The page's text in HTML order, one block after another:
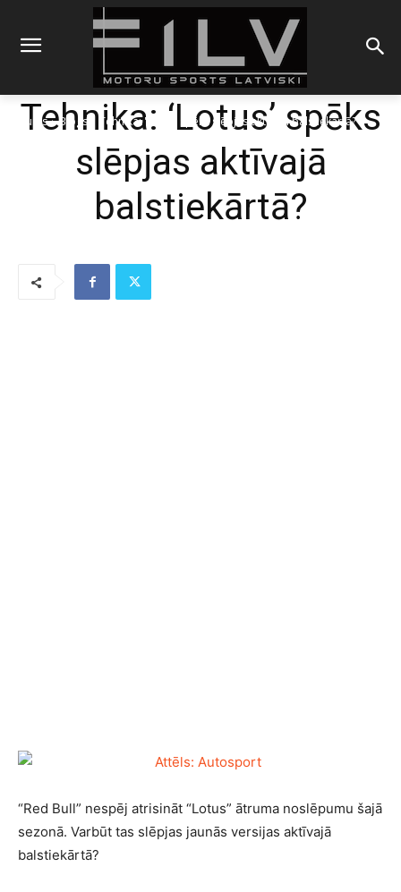
Sākums Blogs Tehnika: 'Lotus' spēks slēpjas aktīvajā balstiekārtā?
Tehnika: ‘Lotus’ spēks
slēpjas aktīvajā
balstiekārtā?
“Red Bull” nespēj atrisināt “Lotus” ātruma noslēpumu šajā
sezonā. Varbūt tas slēpjas jaunās versijas aktīvajā
balstiekārtā?